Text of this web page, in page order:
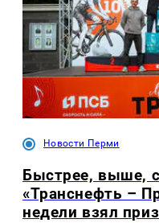
Новости Перми
Быстрее, выше,
«Транснефть –
недели взял